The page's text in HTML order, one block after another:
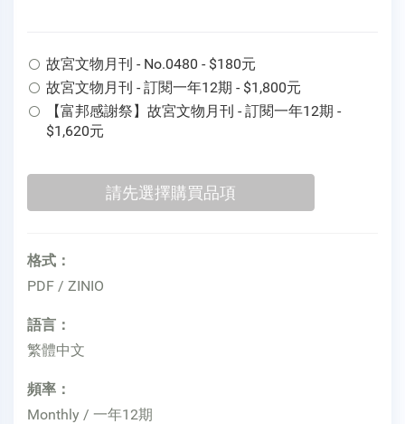
故宮文物月刊 - No.0480 - $180元
故宮文物月刊 - 訂閱一年12期 - $1,800元
【富邦感謝祭】故宮文物月刊 - 訂閱一年12期 -
$1,620元
格式：
PDF / ZINIO
語言：
繁體中文
頻率：
Monthly / 一年12期